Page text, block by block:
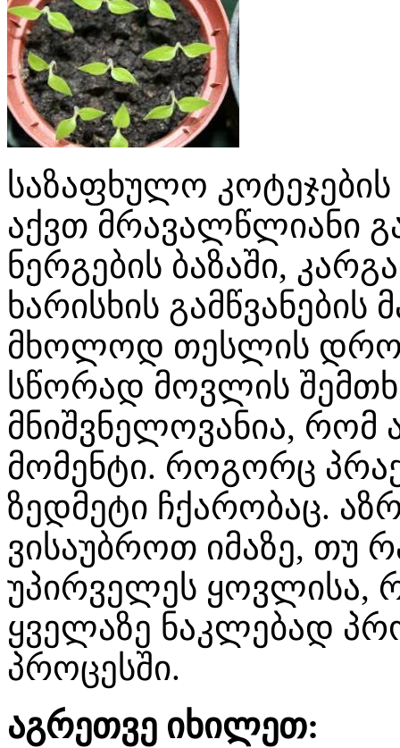
საზაფხულო
აქვთ მრავალწლიანი
ნერგების ბაზაში,
ხარისხის
მხოლოდ თესლის
სწორად მოვლის
მნიშვნელოვანია,
მომენტი. როგორც
ზედმეტი ჩქარობაც.
ვისაუბროთ იმაზე, თუ
უპირველეს ყოვლისა,
ყველაზე ნაკლებად
პროცესში.
აგრეთვე იხილეთ: